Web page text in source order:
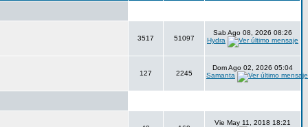
3517 51097
Sab Ago 08, 2026 08:26
Hydra
127 2245
Dom Ago 02, 2026 05:04
Samanta
Vie May 11, 2018 18:21